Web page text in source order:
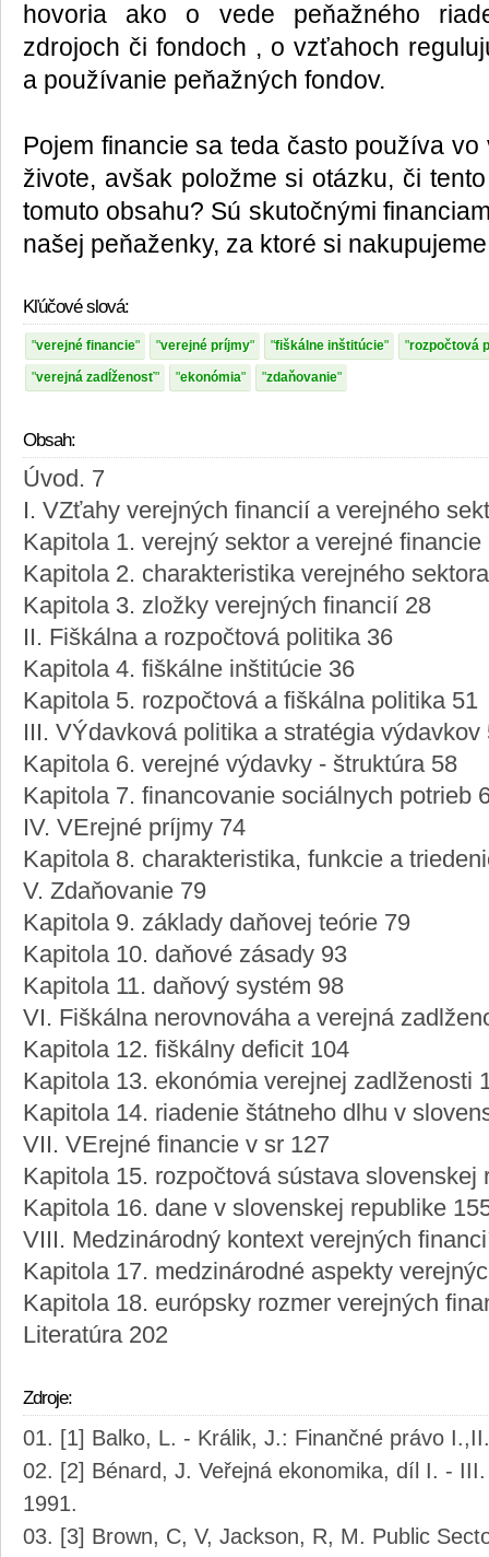
hovoria ako o vede peňažného
zdrojoch či fondoch , o vzťahoch
a používanie peňažných fondov.
Pojem financie sa teda často používa
živote, avšak položme si otázku, či
tomuto obsahu? Sú skutočnými
našej peňaženky, za ktoré si
Kľúčové slová:
verejné financie verejné príjmy fiškálne inštitúcie rozpočtová
verejná zadĺženosť ekonómia zdaňovanie
Obsah:
Úvod. 7
I. VZťahy verejných financií a verejného
Kapitola 1. verejný sektor a verejné financie
Kapitola 2. charakteristika verejného
Kapitola 3. zložky verejných financií 28
II. Fiškálna a rozpočtová politika 36
Kapitola 4. fiškálne inštitúcie 36
Kapitola 5. rozpočtová a fiškálna politika 51
III. VÝdavková politika a stratégia výdavkov
Kapitola 6. verejné výdavky - štruktúra 58
Kapitola 7. financovanie sociálnych potrieb
IV. VErejné príjmy 74
Kapitola 8. charakteristika, funkcie a
V. Zdaňovanie 79
Kapitola 9. základy daňovej teórie 79
Kapitola 10. daňové zásady 93
Kapitola 11. daňový systém 98
VI. Fiškálna nerovnováha a verejná
Kapitola 12. fiškálny deficit 104
Kapitola 13. ekonómia verejnej zadlženosti
Kapitola 14. riadenie štátneho dlhu v
VII. VErejné financie v sr 127
Kapitola 15. rozpočtová sústava slovenskej
Kapitola 16. dane v slovenskej republike
VIII. Medzinárodný kontext verejných
Kapitola 17. medzinárodné aspekty
Kapitola 18. európsky rozmer verejných
Literatúra 202
Zdroje:
[1] Balko, L. - Králik, J.: Finančné právo
[2] Bénard, J. Veřejná ekonomika, díl I. -
1991.
[3] Brown, C, V, Jackson, R, M. Public